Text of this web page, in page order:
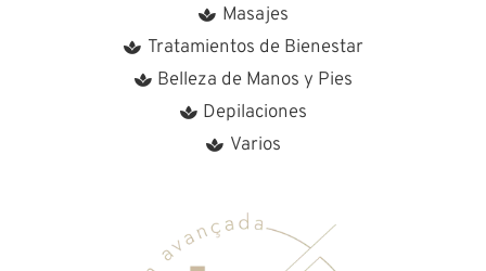
Masajes
Tratamientos de Bienestar
Belleza de Manos y Pies
Depilaciones
Varios